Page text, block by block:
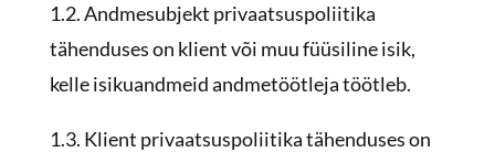
1.2. Andmesubjekt privaatsuspoliitika
tähenduses on klient või muu füüsiline isik,
kelle isikuandmeid andmetöötleja töötleb.
1.3. Klient privaatsuspoliitika tähenduses on